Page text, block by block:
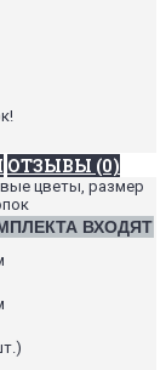
ОТЗЫВЫ (0)
цветы, размер
ВХОДЯТ